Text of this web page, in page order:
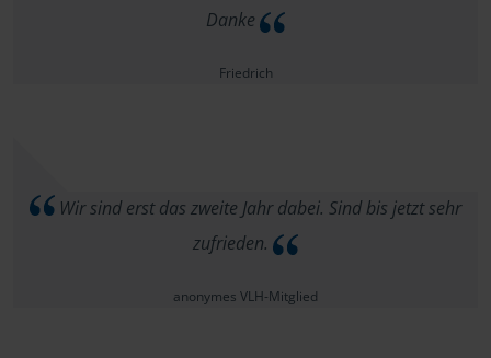
Danke
Friedrich
Wir sind erst das zweite Jahr dabei. Sind bis jetzt sehr
zufrieden.
anonymes VLH-Mitglied